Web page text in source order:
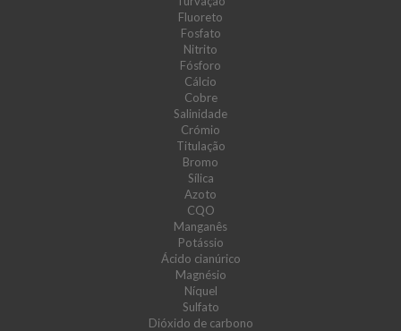
Fluoreto
Fosfato
Nitrito
Fósforo
Cálcio
Cobre
Salinidade
Crómio
Titulação
Bromo
Sílica
Azoto
CQO
Manganês
Potássio
Ácido cianúrico
Magnésio
Níquel
Sulfato
Dióxido de carbono